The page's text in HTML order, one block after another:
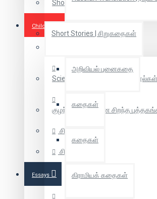
Short Stories | சிறுகதைகள்
அறிவியல் புனைகதை
கதைகள்
கதைகள்
கிராமியக் கதைகள்
Short Novel | குறுநாவல்
Children Books
Scientific Tamil | அறிவியல் நூல்கள்
குழந்தைகளுக்கான சிறந்த
சித்திரக்கதை
சிறுவர் கதை
Essays